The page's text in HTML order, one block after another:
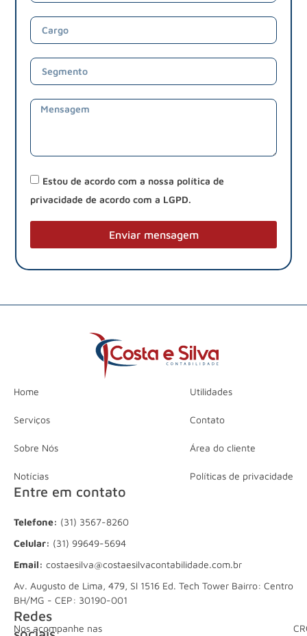
Estou de acordo com a nossa política de
privacidade de acordo com a LGPD.
Enviar mensagem
Home
Serviços
Sobre Nós
Notícias
Utilidades
Contato
Área do cliente
Políticas de privacidade
Entre em contato
Telefone: (31) 3567-8260
Celular: (31) 99649-5694
Email: costaesilva@costaesilvacontabilidade.com.br
Av. Augusto de Lima, 479, Sl 1516 Ed. Tech Tower Bairro: Centro
BH/MG - CEP: 30190-001
Redes
Nos acompanhe nas